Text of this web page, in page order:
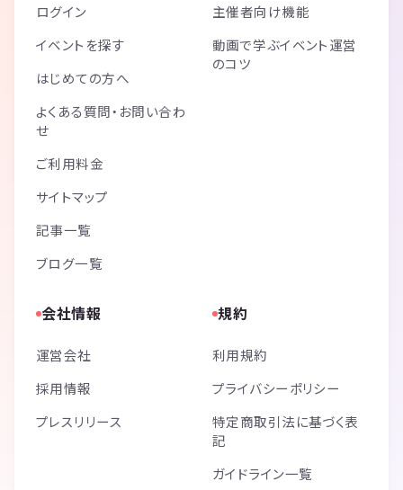
ログイン
イベントを探す
はじめての方へ
よくある質問・お問い合わ
せ
ご利用料金
サイトマップ
記事一覧
ブログ一覧
主催者向け機能
動画で学ぶイベント運営
のコツ
会社情報
運営会社
採用情報
プレスリリース
規約
利用規約
プライバシーポリシー
特定商取引法に基づく表
記
ガイドライン一覧